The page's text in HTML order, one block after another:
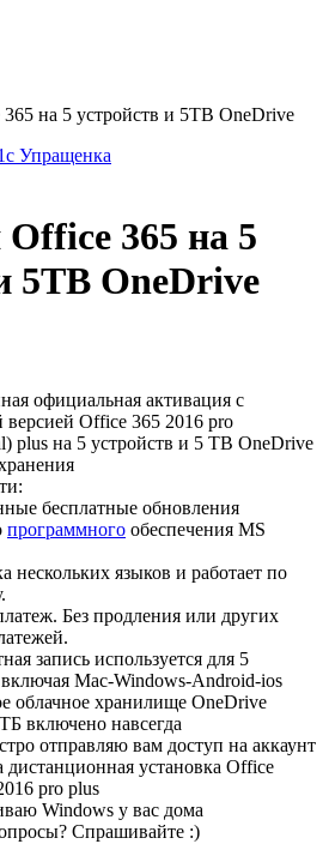
на 5 устройств и 5TB OneDrive
Упращенка
365 на 5
5TB OneDrive
официальная активация с
версией Office 365 2016 pro
plus на 5 устройств и 5 TB OneDrive
бесплатные обновления
программного обеспечения MS
нескольких языков и работает по
Без продления или других
запись используется для 5
включая Mac-Windows-Android-ios
облачное хранилище OneDrive
включено навсегда
отправляю вам доступ на аккаунт
установка Office
pro plus
Windows у вас дома
Спрашивайте :)